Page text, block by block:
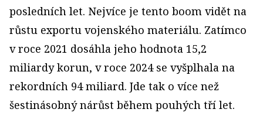
posledních let. Nejvíce je tento boom vidět na
růstu exportu vojenského materiálu. Zatímco
v roce 2021 dosáhla jeho hodnota 15,2
miliardy korun, v roce 2024 se vyšplhala na
rekordních 94 miliard. Jde tak o více než
šestinásobný nárůst během pouhých tří let.